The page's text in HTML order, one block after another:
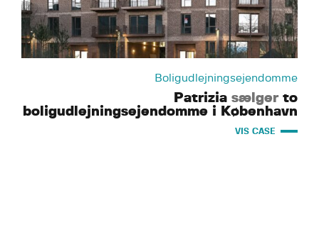
Boligudlejningsejendomme
Patrizia sælgerto
boligudlejningsejendomme i København
VIS CASE